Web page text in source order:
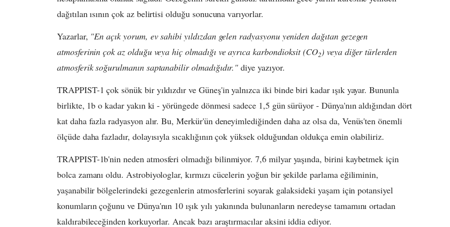
dağıtılan ısının çok az belirtisi olduğu sonucuna varıyorlar.
Yazarlar, "En açık yorum, ev sahibi yıldızdan gelen radyasyonu yeniden dağıtan gezegen
atmosferinin çok az olduğu veya hiç olmadığı ve ayrıca karbondioksit (CO2) veya diğer türlerden
atmosferik soğurulmanın saptanabilir olmadığıdır." diye yazıyor.
TRAPPIST-1 çok sönük bir yıldızdır ve Güneş'in yalnızca iki binde biri kadar ışık yayar. Bununla
birlikte, 1b o kadar yakın ki - yörüngede dönmesi sadece 1,5 gün sürüyor - Dünya'nın aldığından dört
kat daha fazla radyasyon alır. Bu, Merkür'ün deneyimlediğinden daha az olsa da, Venüs'ten önemli
ölçüde daha fazladır, dolayısıyla sıcaklığının çok yüksek olduğundan oldukça emin olabiliriz.
TRAPPIST-1b'nin neden atmosferi olmadığı bilinmiyor. 7,6 milyar yaşında, birini kaybetmek için
bolca zamanı oldu. Astrobiyologlar, kırmızı cücelerin yoğun bir şekilde parlama eğiliminin,
yaşanabilir bölgelerindeki gezegenlerin atmosferlerini soyarak galaksideki yaşam için potansiyel
konumların çoğunu ve Dünya'nın 10 ışık yılı yakınında bulunanların neredeyse tamamını ortadan
kaldırabileceğinden korkuyorlar. Ancak bazı araştırmacılar aksini iddia ediyor.